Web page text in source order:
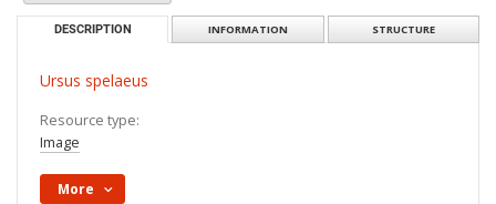
DESCRIPTION INFORMATION STRUCTURE
Ursus spelaeus
Resource type:
Image
More